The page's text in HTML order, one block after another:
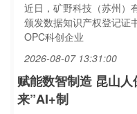
近日，矿野科技（苏州）
颁发数据知识产权登记证
OPC科创企业
2026-08-07 13:31:00
赋能数智制造 昆山
来”AI+制